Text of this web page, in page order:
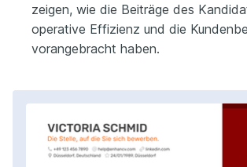
zeigen, wie die Beiträge des
operative Effizienz und die
vorangebracht haben.